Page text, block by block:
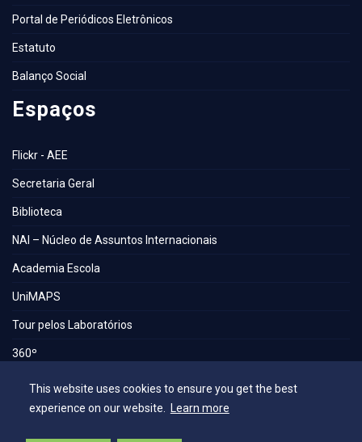
This website uses cookies to ensure you get the best
experience on our website. Learn more
Portal de Periódicos Eletrônicos
Estatuto
Balanço Social
Espaços
Flickr - AEE
Secretaria Geral
Biblioteca
NAI – Núcleo de Assuntos Internacionais
Academia Escola
UniMAPS
Tour pelos Laboratórios
360º
Capelania Institucional
Núcleo de Acessibilidade e Inclusão
Comissão Técnica de Seleção